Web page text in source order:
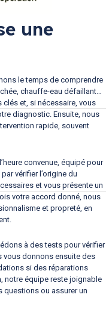
une
le temps de comprendre
chauffe-eau défaillant…
et, si nécessaire, vous
diagnostic. Ensuite, nous
rapide, souvent
convenue, équipé pour
vérifier l’origine du
et vous présente un
votre accord donné, nous
et propreté, en
à des tests pour vérifier
vous donnons ensuite des
si des réparations
notre équipe reste joignable
questions ou assurer un